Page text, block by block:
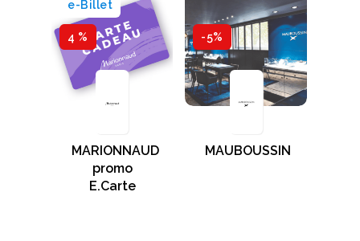
4 %
e-Billet
MARIONNAUD
promo
E.Carte
-5%
MAUBOUSSIN